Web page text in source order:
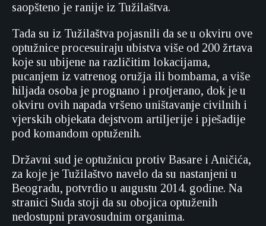
saopšteno je ranije iz Tužilaštva.
Tada su iz Tužilaštva pojasnili da se u okviru ove
optužnice procesuiraju ubistva više od 200 žrtava
koje su ubijene na različitim lokacijama,
pucanjem iz vatrenog oružja ili bombama, a više
hiljada osoba je prognano i protjerano, dok je u
okviru ovih napada vršeno uništavanje civilnih i
vjerskih objekata dejstvom artiljerije i pješadije
pod komandom optuženih.
Državni sud je optužnicu protiv Basare i Aničića,
za koje je Tužilaštvo navelo da su nastanjeni u
Beogradu, potvrdio u augustu 2014. godine. Na
stranici Suda stoji da su obojica optuženih
nedostupni pravosudnim organima.